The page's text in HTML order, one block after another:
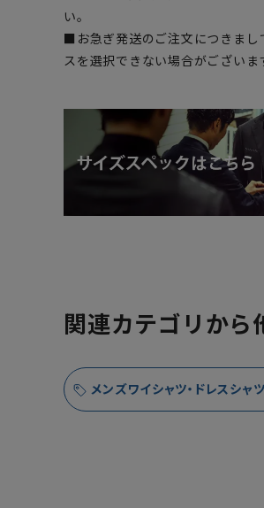
い。
■お急ぎ発送のご注文につきまし
スを選択できない場合がございま
関連カテゴリから
メンズワイシャツ・ドレスシャ